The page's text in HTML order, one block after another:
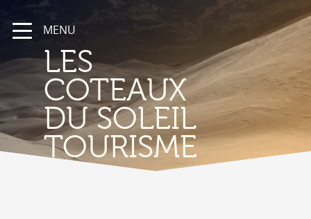
MENU
LES
COTEAUX
DU SOLEIL
TOURISME